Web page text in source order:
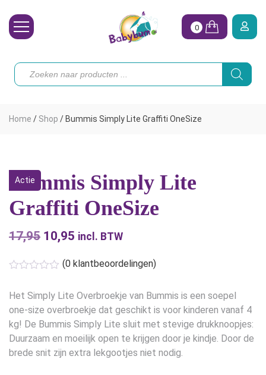
Toebehoren
Onze merken
Hoe begin ik?
0
Producten
zoeken
Home / Shop / Bummis Simply Lite Graffiti OneSize
Actie
Bummis Simply Lite
Graffiti OneSize
17,95 Oorspronkelijke
was:
€17,95.
10,95 Huidige
€10,95.
incl. BTW
(0 klantbeoordelingen)
Het Simply Lite Overbroekje van Bummis is een soepel
one-size overbroekje dat geschikt is voor kinderen vanaf 4
kg! De Bummis Simply Lite sluit met stevige drukknoopjes:
Duurzaam en moeilijk open te krijgen door je kindje. Door de
brede snit zijn extra lekgootjes niet nodig.